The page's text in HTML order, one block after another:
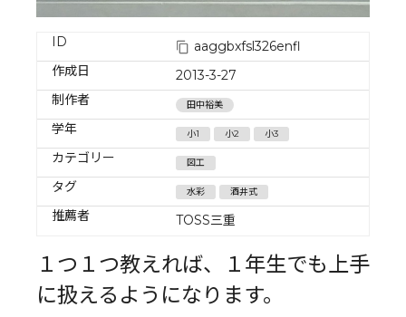
ID
aaggbxfsl326enfl
作成日
2013-3-27
制作者
田中裕美
学年 小1 小2 小3
カテゴリー 図工
タグ 水彩 酒井式
推薦者 TOSS三重
１つ１つ教えれば、１年生でも上手
に扱えるようになります。